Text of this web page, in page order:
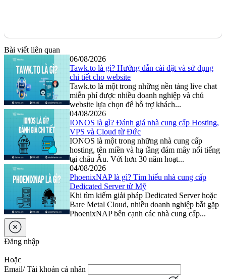
Bài viết liên quan
06/08/2026
Tawk.to là gì? Hướng dẫn cài đặt và sử dụng
chi tiết cho website
Tawk.to là một trong những nền tảng live chat
miễn phí được nhiều doanh nghiệp và chủ
website lựa chọn để hỗ trợ khách...
04/08/2026
IONOS là gì? Đánh giá nhà cung cấp Hosting,
VPS và Cloud từ Đức
IONOS là một trong những nhà cung cấp
hosting, tên miền và hạ tầng đám mây nổi tiếng
tại châu Âu. Với hơn 30 năm hoạt...
04/08/2026
PhoenixNAP là gì? Tìm hiểu nhà cung cấp
Dedicated Server từ Mỹ
Khi tìm kiếm giải pháp Dedicated Server hoặc
Bare Metal Cloud, nhiều doanh nghiệp bắt gặp
PhoenixNAP bên cạnh các nhà cung cấp...
Đăng nhập
Hoặc
Email/ Tài khoản cá nhân